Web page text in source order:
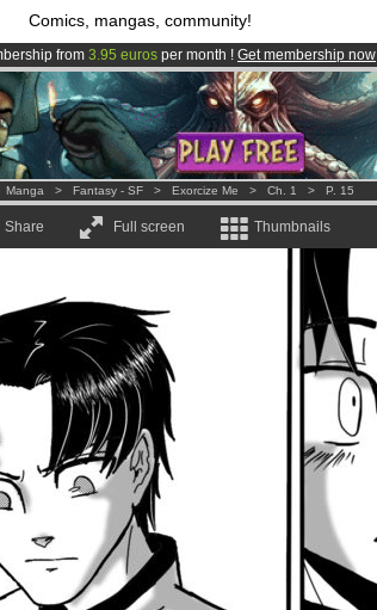
Comics, mangas, community!
from 3.95 euros per month ! Get membership now
is now LIVE!.
membersand 1000 comics & mangas!.
Manga > Fantasy - SF > Exorcize Me > Ch. 1 > P. 15
Share Full screen Thumbnails